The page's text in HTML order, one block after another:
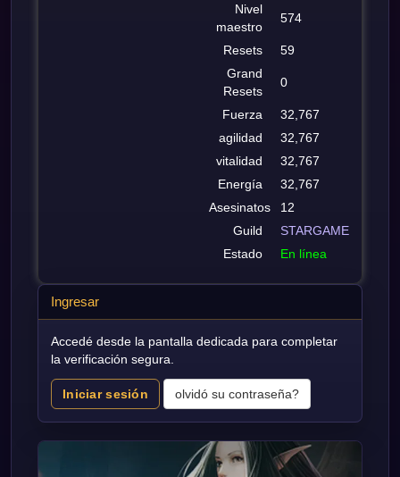
Nivel
maestro
574
Resets
59
Grand
Resets
0
Fuerza
32,767
agilidad
32,767
vitalidad
32,767
Energía
32,767
Asesinatos
12
Guild
STARGAME
Estado
En línea
Ingresar
Accedé desde la pantalla dedicada para completar
la verificación segura.
Iniciar sesión olvidó su contraseña?